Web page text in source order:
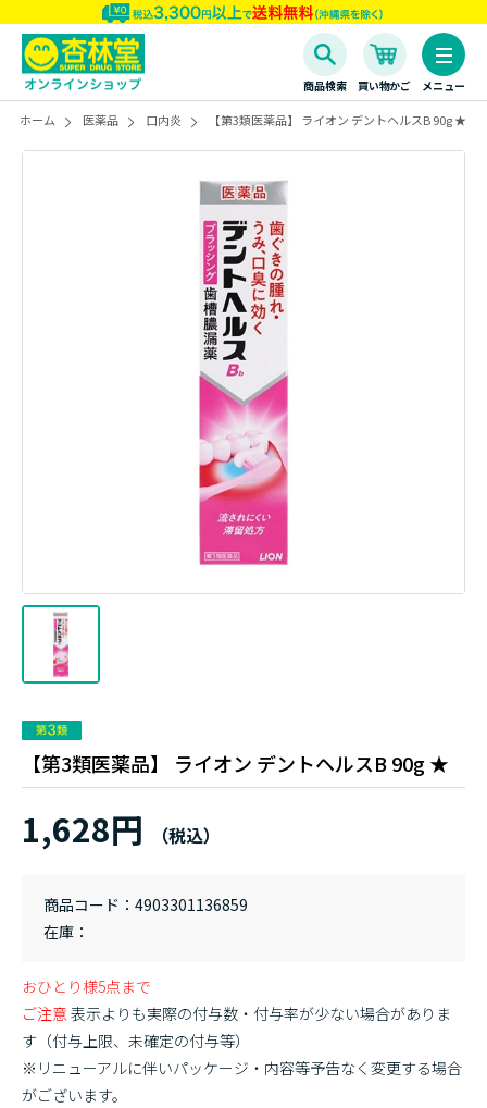
商品検索 買い物かご メニュー
ホーム 医薬品 口内炎 【第3類医薬品】 ライオン デントヘルスB 90g ★
【第3類医薬品】 ライオン デントヘルスB 90g ★
1,628円
商品コード
4903301136859
在庫
おひとり様5点まで
ご注意 表示よりも実際の付与数・付与率が少ない場合がありま
す（付与上限、未確定の付与等）
※リニューアルに伴いパッケージ・内容等予告なく変更する場合
がございます。